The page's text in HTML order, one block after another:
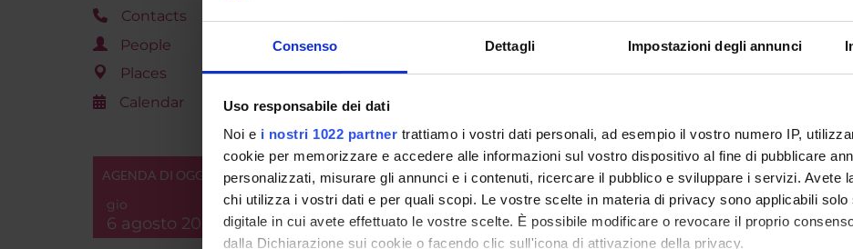
Consenso Dettagli Impostazioni degli annunci
Uso responsabile dei dati
Noi e i nostri 1022 partner trattiamo i vostri dati personali, ad esempio il vostro numero IP,
cookie per memorizzare e accedere alle informazioni sul vostro dispositivo al fine di pubblicare
personalizzati, misurare gli annunci e i contenuti, ricercare il pubblico e sviluppare i servizi. Avete
chi utilizza i vostri dati e per quali scopi. Le vostre scelte in materia di privacy sono applicabili solo
digitale in cui avete effettuato le vostre scelte. È possibile modificare o revocare il proprio
dalla Dichiarazione sui cookie o facendo clic sull'icona di attivazione della privacy.
Contacts
People
Places
Calendar
AGENDA DI OGGI
gio
6 agosto 2026